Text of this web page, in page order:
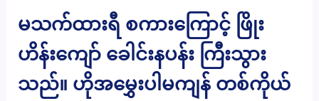
မသက်ထားရီ စကားကြောင့် ဖြိုး
ဟိန်းကျော် ခေါင်းနပန်း ကြီးသွား
သည်။ ဟိုအမွှေးပါမကျန် တစ်ကိုယ်